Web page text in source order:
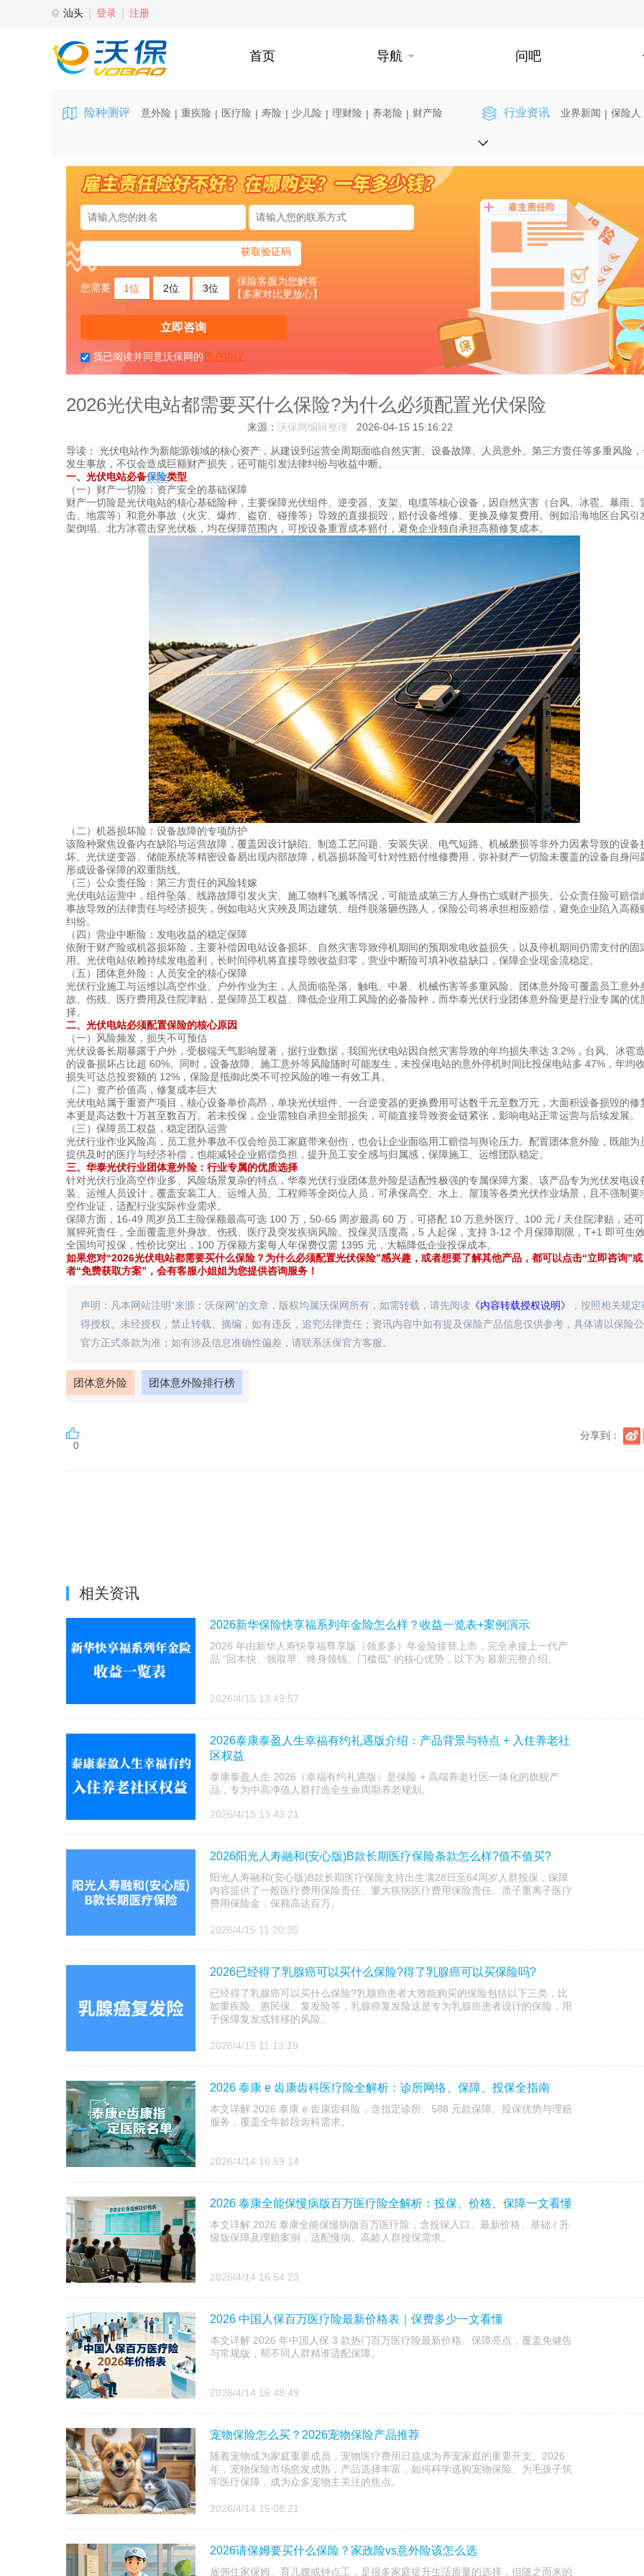
汕头 登录 注册
首页 导航 问吧
险种测评 意外险 | 重疾险 | 医疗险 | 寿险 | 少儿险 | 理财险 | 养老险 | 财产险 行业资讯 业界新闻 | 保险人
获取验证码
您需要 1位 2位 3位
保险客服为您解答
【多家对比更放心】
立即咨询
我已阅读并同意沃保网的 用户协议
2026光伏电站都需要买什么保险?为什么必须配置光伏保险
来源： 沃保网编辑整理 2026-04-15 15:16:22
导读：
光伏电站作为新能源领域的核心资产，从建设到运营全周期面临自然灾害、设备故障、人员意外、第三方责任等多重风险
发生事故，不仅会造成巨额财产损失，还可能引发法律纠纷与收益中断。
一、光伏电站必备保险类型
（一）财产一切险：资产安全的基础保障
财产一切险是光伏电站的核心基础险种，主要保障光伏组件、逆变器、支架、电缆等核心设备，因自然灾害（台风、冰雹、暴雨、
击、地震等）和意外事故（火灾、爆炸、盗窃、碰撞等）导致的直接损毁，赔付设备维修、更换及修复费用。例如沿海地区台风引
架倒塌、北方冰雹击穿光伏板，均在保障范围内，可按设备重置成本赔付，避免企业独自承担高额修复成本。
（二）机器损坏险：设备故障的专项防护
该险种聚焦设备内在缺陷与运营故障，覆盖因设计缺陷、制造工艺问题、安装失误、电气短路、机械磨损等非外力因素导致的设备
坏。光伏逆变器、储能系统等精密设备易出现内部故障，机器损坏险可针对性赔付维修费用，弥补财产一切险未覆盖的设备自身问
形成设备保障的双重防线。
（三）公众责任险：第三方责任的风险转嫁
光伏电站运营中，组件坠落、线路故障引发火灾、施工物料飞溅等情况，可能造成第三方人身伤亡或财产损失。公众责任险可赔偿
事故导致的法律责任与经济损失，例如电站火灾殃及周边建筑、组件脱落砸伤路人，保险公司将承担相应赔偿，避免企业陷入高额
纠纷。
（四）营业中断险：发电收益的稳定保障
依附于财产险或机器损坏险，主要补偿因电站设备损坏、自然灾害导致停机期间的预期发电收益损失，以及停机期间仍需支付的固
用。光伏电站依赖持续发电盈利，长时间停机将直接导致收益归零，营业中断险可填补收益缺口，保障企业现金流稳定。
（五）团体意外险：人员安全的核心保障
光伏行业施工与运维以高空作业、户外作业为主，人员面临坠落、触电、中暑、机械伤害等多重风险。团体意外险可覆盖员工意外
故、伤残、医疗费用及住院津贴，是保障员工权益、降低企业用工风险的必备险种，而华泰光伏行业团体意外险更是行业专属的优
择。
二、光伏电站必须配置保险的核心原因
（一）风险频发，损失不可预估
光伏设备长期暴露于户外，受极端天气影响显著，据行业数据，我国光伏电站因自然灾害导致的年均损失率达 3.2%，台风、冰雹
的设备损坏占比超 60%。同时，设备故障、施工意外等风险随时可能发生，未投保电站的意外停机时间比投保电站多 47%，年均
损失可达总投资额的 12%，保险是抵御此类不可控风险的唯一有效工具。
（二）资产价值高，修复成本巨大
光伏电站属于重资产项目，核心设备单价高昂，单块光伏组件、一台逆变器的更换费用可达数千元至数万元，大面积设备损毁的修
本更是高达数十万甚至数百万。若未投保，企业需独自承担全部损失，可能直接导致资金链紧张，影响电站正常运营与后续发展。
（三）保障员工权益，稳定团队运营
光伏行业作业风险高，员工意外事故不仅会给员工家庭带来创伤，也会让企业面临用工赔偿与舆论压力。配置团体意外险，既能为
提供及时的医疗与经济补偿，也能减轻企业赔偿负担，提升员工安全感与归属感，保障施工、运维团队稳定。
三、华泰光伏行业团体意外险：行业专属的优质选择
针对光伏行业高空作业多、风险场景复杂的特点，华泰光伏行业团体意外险是适配性极强的专属保障方案。该产品专为光伏发电设
装、运维人员设计，覆盖安装工人、运维人员、工程师等全岗位人员，可承保高空、水上、屋顶等各类光伏作业场景，且不强制要
空作业证，适配行业实际作业需求。
保障方面，16-49 周岁员工主险保额最高可选 100 万，50-65 周岁最高 60 万，可搭配 10 万意外医疗、100 元 / 天住院津贴，还
展猝死责任，全面覆盖意外身故、伤残、医疗及突发疾病风险。投保灵活度高，5 人起保，支持 3-12 个月保障期限，T+1 即可生
全国均可投保，性价比突出，100 万保额方案每人年保费仅需 1395 元，大幅降低企业投保成本。
如果您对“2026光伏电站都需要买什么保险？为什么必须配置光伏保险”感兴趣，或者想要了解其他产品，都可以点击“立即咨询”或
者“免费获取方案”，会有客服小姐姐为您提供咨询服务！
声明：凡本网站注明“来源：沃保网”的文章，版权均属沃保网所有，如需转载，请先阅读《内容转载授权说明》
，按照相关规定
得授权。未经授权，禁止转载、摘编，如有违反，追究法律责任；资讯内容中如有提及保险产品信息仅供参考，具体请以保险
官方正式条款为准；如有涉及信息准确性偏差，请联系沃保官方客服。
团体意外险 团体意外险排行榜
0
分享到：
相关资讯
2026新华保险快享福系列年金险怎么样？收益一览表+案例演示
2026 年由新华人寿快享福尊享版（领多多）年金险接替上市，完全承接上一代产
品 “回本快、领取早、终身领钱、门槛低” 的核心优势，以下为 最新完整介绍。
2026/4/15 13:49:57
2026泰康泰盈人生幸福有约礼遇版介绍：产品背景与特点 + 入住养老社
区权益
泰康泰盈人生 2026（幸福有约礼遇版）是保险 + 高端养老社区一体化的旗舰产
品，专为中高净值人群打造全生命周期养老规划。
2026/4/15 13:43:21
2026阳光人寿融和(安心版)B款长期医疗保险条款怎么样?值不值买?
阳光人寿融和(安心版)B款长期医疗保险支持出生满28日至64周岁人群投保，保障
内容提供了一般医疗费用保险责任、重大疾病医疗费用保险责任、质子重离子医疗
费用保险金，保额高达百万。
2026/4/15 11:20:35
2026已经得了乳腺癌可以买什么保险?得了乳腺癌可以买保险吗?
已经得了乳腺癌可以买什么保险?乳腺癌患者大致能购买的保险包括以下三类，比
如重疾险、惠民保、复发险等，乳腺癌复发险这是专为乳腺癌患者设计的保险，用
于保障复发或转移的风险。
2026/4/15 11:13:19
2026 泰康 e 齿康齿科医疗险全解析：诊所网络、保障、投保全指南
本文详解 2026 泰康 e 齿康齿科险，含指定诊所、588 元款保障、投保优势与理赔
服务，覆盖全年龄段齿科需求。
2026/4/14 16:59:14
2026 泰康全能保慢病版百万医疗险全解析：投保、价格、保障一文看懂
本文详解 2026 泰康全能保慢病版百万医疗险，含投保入口、最新价格、基础 / 升
级版保障及理赔案例，适配慢病、高龄人群投保需求。
2026/4/14 16:54:23
2026 中国人保百万医疗险最新价格表｜保费多少一文看懂
本文详解 2026 年中国人保 3 款热门百万医疗险最新价格、保障亮点，覆盖免健告
与常规版，帮不同人群精准适配保障。
2026/4/14 16:48:49
宠物保险怎么买？2026宠物保险产品推荐
随着宠物成为家庭重要成员，宠物医疗费用日益成为养宠家庭的重要开支。2026
年，宠物保险市场愈发成熟，产品选择丰富，如何科学选购宠物保险、为毛孩子筑
牢医疗保障，成为众多宠物主关注的焦点。
2026/4/14 15:08:21
2026请保姆要买什么保险？家政险vs意外险该怎么选
雇佣住家保姆、育儿嫂或钟点工，是很多家庭提升生活质量的选择，但随之而来的